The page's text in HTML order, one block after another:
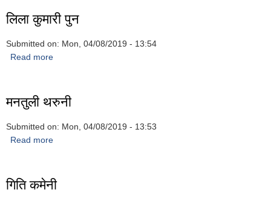
लिला कुमारी पुन
Submitted on: Mon, 04/08/2019 - 13:54
Read more
मनतुली थरुनी
Submitted on: Mon, 04/08/2019 - 13:53
Read more
गिति कमेनी